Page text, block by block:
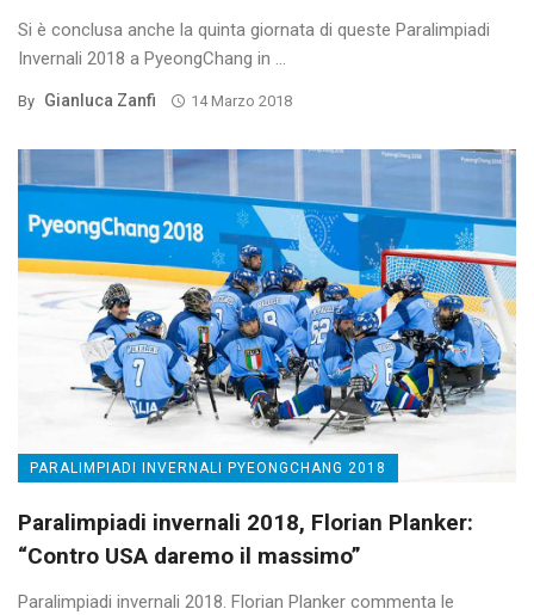
Si è conclusa anche la quinta giornata di queste Paralimpiadi
Invernali 2018 a PyeongChang in ...
By Gianluca Zanfi 14 Marzo 2018
PARALIMPIADI INVERNALI PYEONGCHANG 2018
Paralimpiadi invernali 2018, Florian Planker:
“Contro USA daremo il massimo”
Paralimpiadi invernali 2018. Florian Planker commenta le